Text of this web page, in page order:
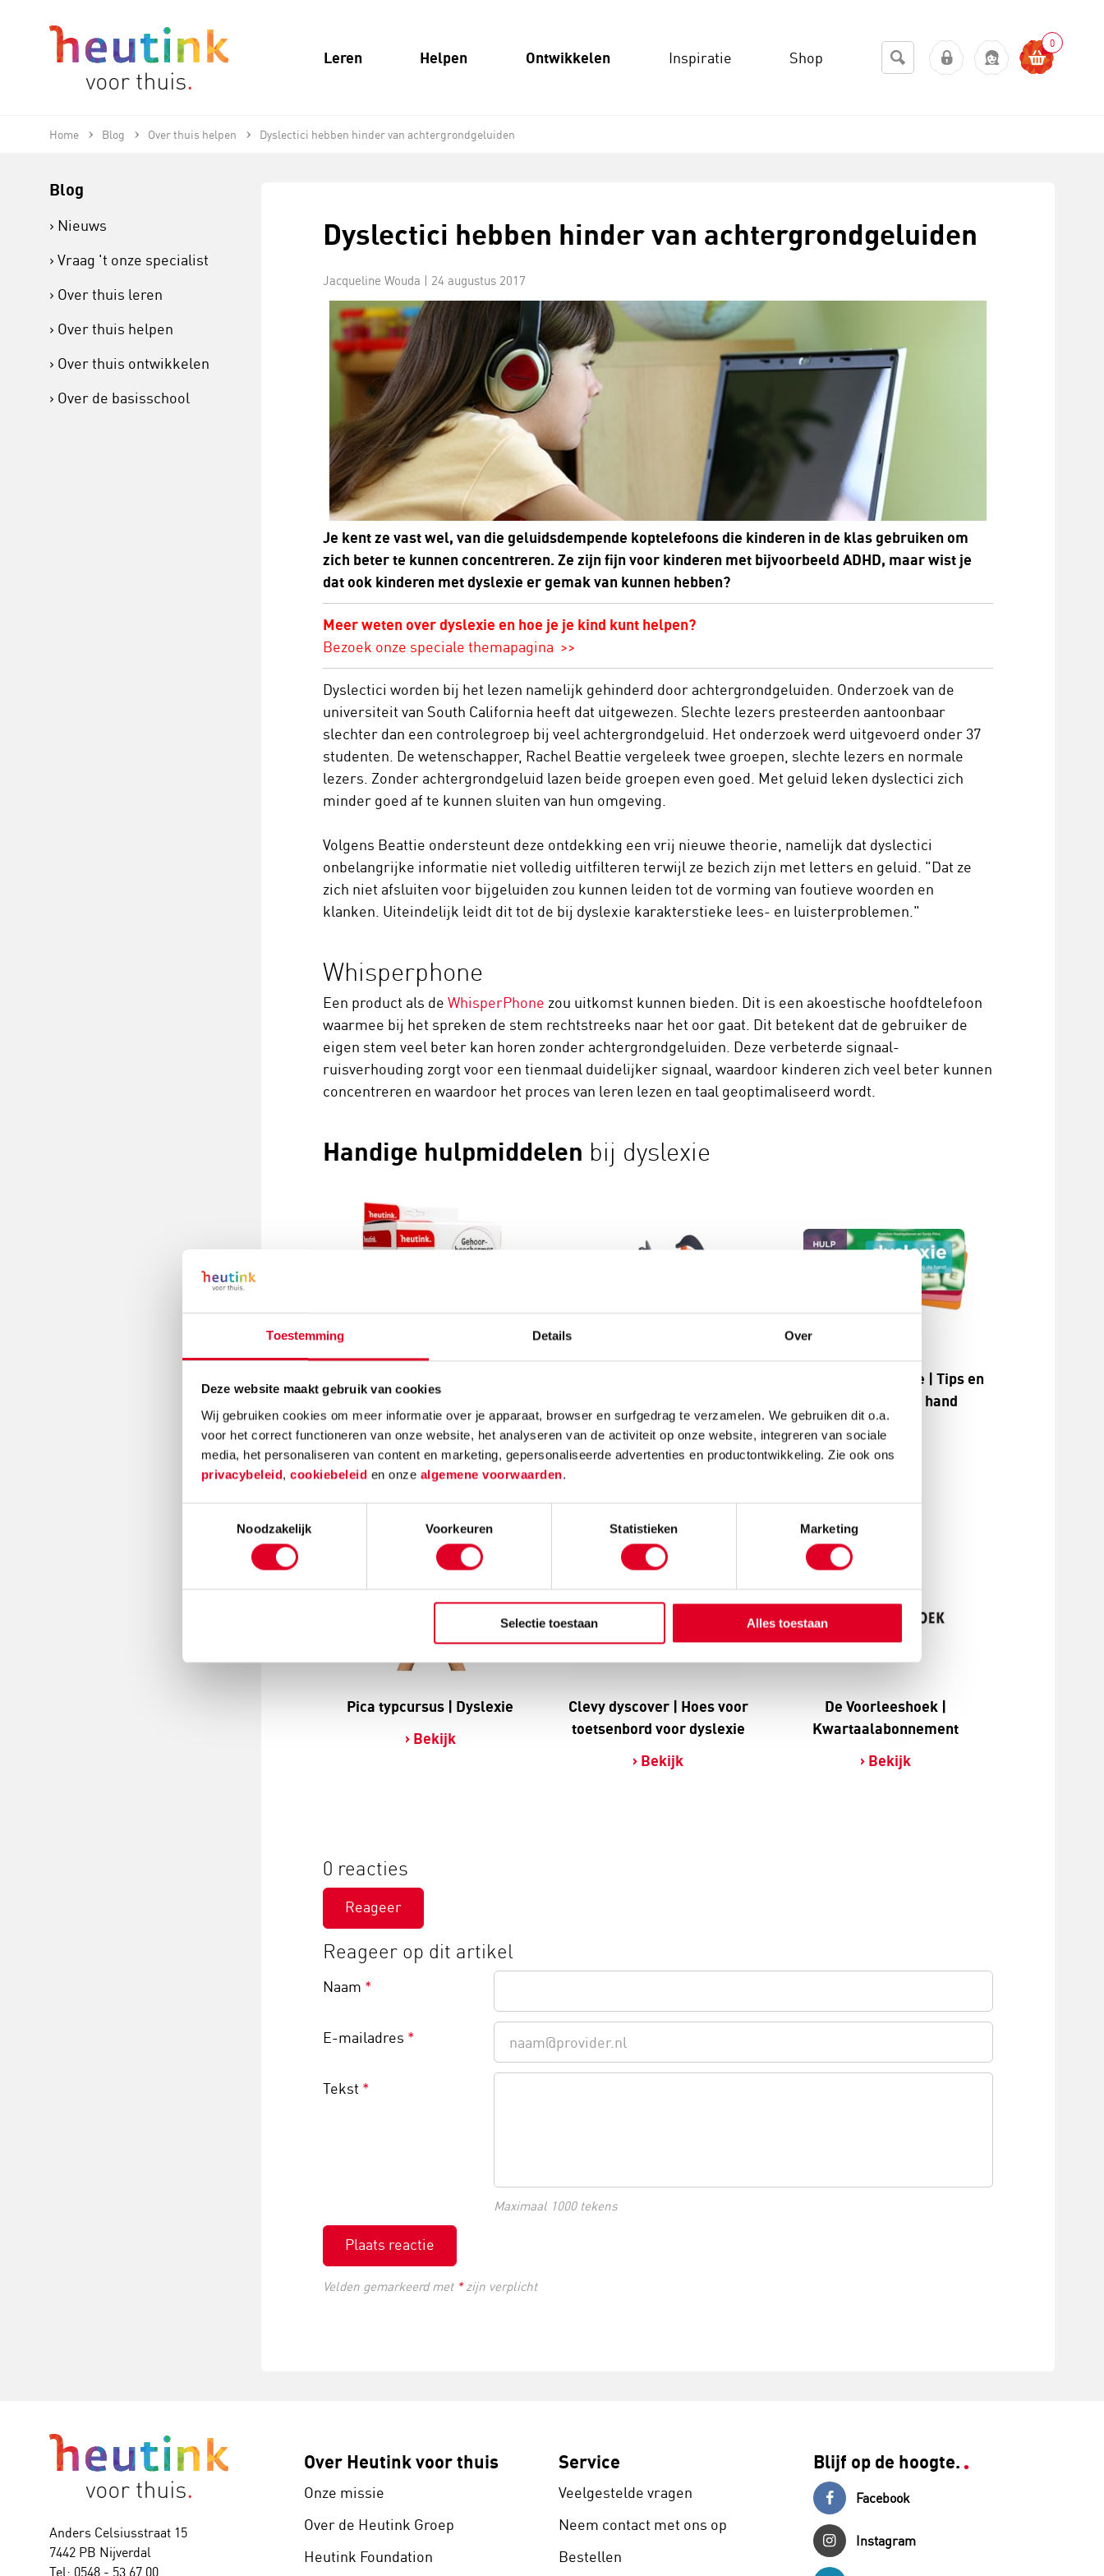
Toestemming Details Over
Deze website maakt gebruik van cookies
Wij gebruiken cookies om meer informatie over je apparaat, browser en surfgedrag te verzamelen. We gebruiken dit o.a.
voor het correct functioneren van onze website, het analyseren van de activiteit op onze website, integreren van sociale
media, het personaliseren van content en marketing, gepersonaliseerde advertenties en productontwikkeling. Zie ook ons
privacybeleid, cookiebeleid en onze algemene voorwaarden.
Noodzakelijk
Voorkeuren Statistieken Marketing
Selectie toestaan Alles toestaan
Leren Helpen Ontwikkelen Inspiratie Shop
0
Home Blog Over thuis helpen Dyslectici hebben hinder van achtergrondgeluiden
Blog
Nieuws
Vraag 't onze specialist
Over thuis leren
Over thuis helpen
Over thuis ontwikkelen
Over de basisschool
Dyslectici hebben hinder van achtergrondgeluiden
Jacqueline Wouda | 24 augustus 2017
Je kent ze vast wel, van die geluidsdempende koptelefoons die kinderen in de klas gebruiken om
zich beter te kunnen concentreren. Ze zijn fijn voor kinderen met bijvoorbeeld ADHD, maar wist je
dat ook kinderen met dyslexie er gemak van kunnen hebben?
Meer weten over dyslexie en hoe je je kind kunt helpen?
Bezoek onze speciale themapagina >>
Dyslectici worden bij het lezen namelijk gehinderd door achtergrondgeluiden. Onderzoek van de
universiteit van South California heeft dat uitgewezen. Slechte lezers presteerden aantoonbaar
slechter dan een controlegroep bij veel achtergrondgeluid. Het onderzoek werd uitgevoerd onder 37
studenten. De wetenschapper, Rachel Beattie vergeleek twee groepen, slechte lezers en normale
lezers. Zonder achtergrondgeluid lazen beide groepen even goed. Met geluid leken dyslectici zich
minder goed af te kunnen sluiten van hun omgeving.
Volgens Beattie ondersteunt deze ontdekking een vrij nieuwe theorie, namelijk dat dyslectici
onbelangrijke informatie niet volledig uitfilteren terwijl ze bezich zijn met letters en geluid. "Dat ze
zich niet afsluiten voor bijgeluiden zou kunnen leiden tot de vorming van foutieve woorden en
klanken. Uiteindelijk leidt dit tot de bij dyslexie karakterstieke lees- en luisterproblemen."
Whisperphone
Een product als deWhisperPhone zou uitkomst kunnen bieden. Dit is een akoestische hoofdtelefoon
waarmee bij het spreken de stem rechtstreeks naar het oor gaat. Dit betekent dat de gebruiker de
eigen stem veel beter kan horen zonder achtergrondgeluiden. Deze verbeterde signaal-
ruisverhouding zorgt voor een tienmaal duidelijker signaal, waardoor kinderen zich veel beter kunnen
concentreren en waardoor het proces van leren lezen en taal geoptimaliseerd wordt.
Handige hulpmiddelen bij dyslexie
Bekijk
Bekijk
Hulpwaaier dyslexie | Tips en
strategiën bij de hand
Bekijk
Pica typcursus | Dyslexie
Bekijk
Clevy dyscover | Hoes voor
toetsenbord voor dyslexie
Bekijk
De Voorleeshoek |
Kwartaalabonnement
Bekijk
0 reacties
Reageer
Reageer op dit artikel
Naam *
E-mailadres *
Tekst *
Maximaal 1000 tekens
Plaats reactie
Velden gemarkeerd met *zijn verplicht
Anders Celsiusstraat 15
7442 PB Nijverdal
Tel: 0548 - 53 67 00
Over Heutink voor thuis
Onze missie
Over de Heutink Groep
Heutink Foundation
Service
Veelgestelde vragen
Neem contact met ons op
Bestellen
Blijf op de hoogte.
Facebook
Instagram